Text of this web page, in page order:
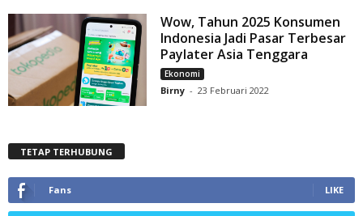
Wow, Tahun 2025 Konsumen
Indonesia Jadi Pasar Terbesar
Paylater Asia Tenggara
Ekonomi
Birny - 23 Februari 2022
TETAP TERHUBUNG
Fans LIKE